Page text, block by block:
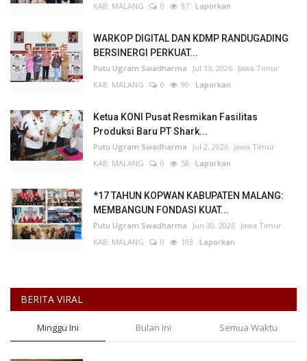
KAB. MALANG 0 97 Laporkan
WARKOP DIGITAL DAN KDMP RANDUGADING
BERSINERGI PERKUAT...
Putu Ugram Swadharma Jul 13, 2026 Jawa Timur
KAB. MALANG
0 90 Laporkan
Ketua KONI Pusat Resmikan Fasilitas
Produksi Baru PT Shark...
Putu Ugram Swadharma Jul 2, 2026 Jawa Timur
KAB. MALANG
0 58 Laporkan
*17 TAHUN KOPWAN KABUPATEN MALANG:
MEMBANGUN FONDASI KUAT...
Putu Ugram Swadharma Jun 30, 2026 Jawa Timur
KAB. MALANG
0 103 Laporkan
BERITA VIRAL
Minggu Ini Bulan Ini Semua Waktu